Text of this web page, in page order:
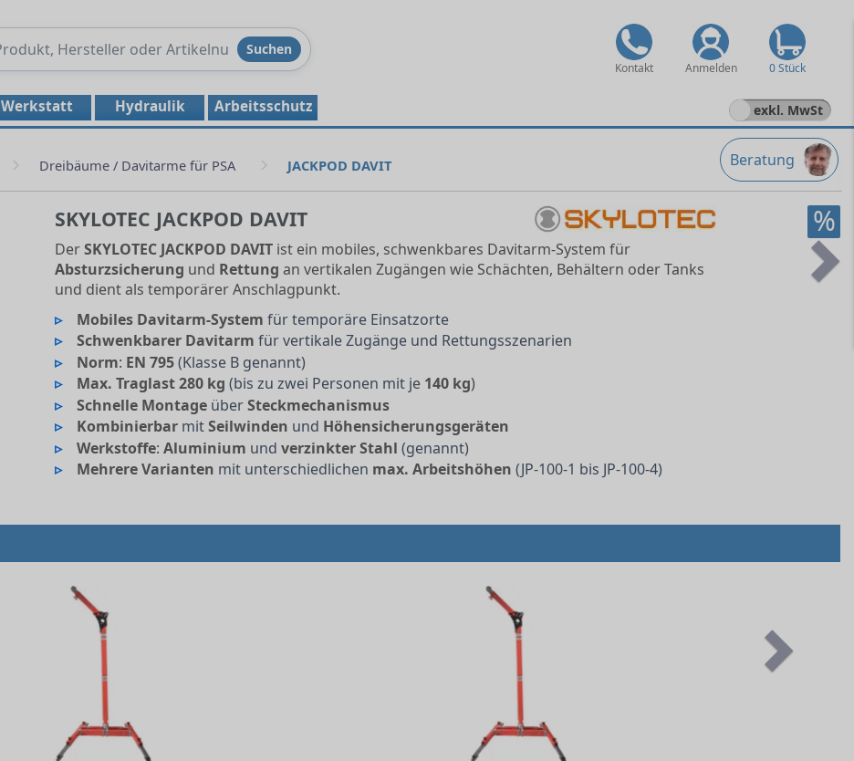
Produkte
Suchen
Kontakt Anmelden 0 Stück
Werkstatt Hydraulik Arbeitsschutz exkl. MwSt
Beratung
Dreibäume / Davitarme für PSA JACKPOD DAVIT
%
SKYLOTEC JACKPOD DAVIT
DerSKYLOTEC JACKPOD DAVITist ein mobiles, schwenkbares Davitarm-System für
Absturzsicherung und Rettung an vertikalen Zugängen wie Schächten, Behältern oder Tanks
und dient als temporärer Anschlagpunkt.
Mobiles Davitarm-System für temporäre Einsatzorte
Schwenkbarer Davitarm für vertikale Zugänge und Rettungsszenarien
Norm: EN 795(Klasse B genannt)
Max. Traglast280 kg (bis zu zwei Personen mit je 140 kg)
Schnelle Montage überSteckmechanismus
Kombinierbar mitSeilwinden und Höhensicherungsgeräten
Werkstoffe:Aluminium undverzinkter Stahl (genannt)
Mehrere Varianten mit unterschiedlichen max. Arbeitshöhen (JP-100-1 bis JP-100-4)